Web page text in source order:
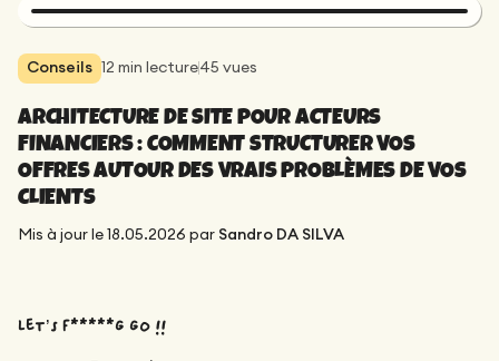
Conseils 12 min lecture45 vues
ARCHITECTURE DE SITE POUR ACTEURS
FINANCIERS : COMMENT STRUCTURER VOS
OFFRES AUTOUR DES VRAIS PROBLÈMES DE VOS
CLIENTS
Mis à jour le 18.05.2026 par Sandro DA SILVA
Let’s f*****G GO !!